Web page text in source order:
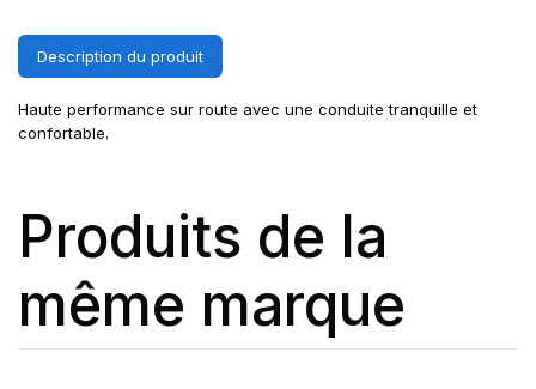
Description du produit
Haute performance sur route avec une conduite tranquille et
confortable.
Produits de la
même marque